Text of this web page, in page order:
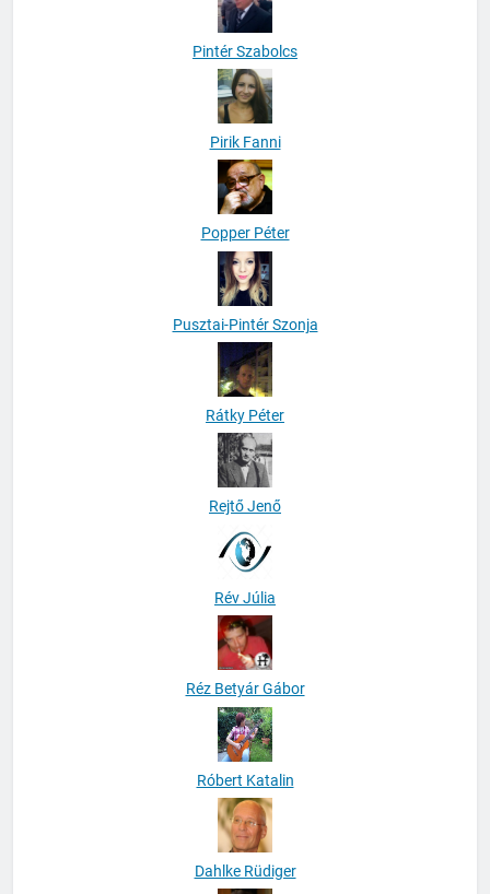
Pintér Szabolcs
Pirik Fanni
Popper Péter
Pusztai-Pintér Szonja
Rátky Péter
Rejtő Jenő
Rév Júlia
Réz Betyár Gábor
Róbert Katalin
Dahlke Rüdiger